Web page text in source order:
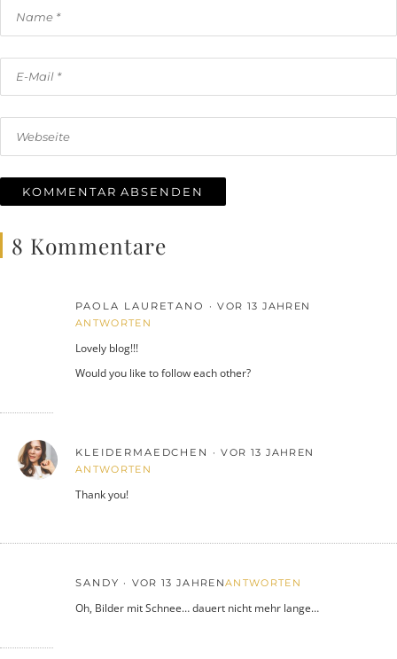
8 Kommentare
PAOLA LAURETANO
VOR 13 JAHREN
ANTWORTEN
Lovely blog!!!
Would you like to follow each other?
KLEIDERMAEDCHEN
VOR 13 JAHREN
ANTWORTEN
Thank you!
SANDY VOR 13 JAHRENANTWORTEN
Oh, Bilder mit Schnee… dauert nicht mehr lange…